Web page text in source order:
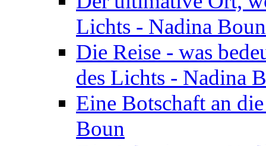
Lichts - Nadina Boun
Die Reise - was
des Lichts - Nadina
Eine Botschaft an
Boun